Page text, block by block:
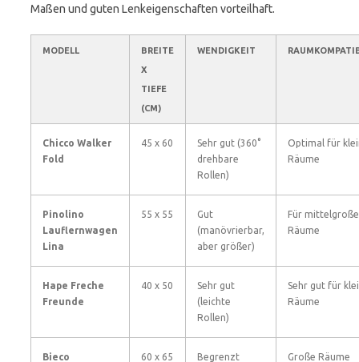
Maßen und guten Lenkeigenschaften vorteilhaft.
MODELL
BREITE
X
TIEFE
(CM)
WENDIGKEIT
Chicco Walker
Fold
45 x 60
Sehr gut (360°
drehbare
Rollen)
Optimal für
Räume
Pinolino
Lauflernwagen
Lina
55 x 55
Gut
(manövrierbar,
aber größer)
Für mittelgroße
Räume
Hape Freche
Freunde
40 x 50
Sehr gut
(leichte
Rollen)
Sehr gut für
Räume
Bieco
60 x 65
Begrenzt
Große Räume